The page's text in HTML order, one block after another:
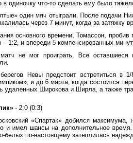
в одиночку что-то сделать ему было
один мяч отыграли. После подачи
через 7 минут, когда за
основного времени, Томассон,
– 1:2, и впереди 5 компенсированных минут.
не мог проиграть. Все
Невы предстоит встретиться в
и до 6 марта, когда состоится
удаленных Широкова и Ширла, а также
- 2:0 (0:3)
«Спартак» добился
и имел шансы на дополнительное
белых по-настоящему затеплилась